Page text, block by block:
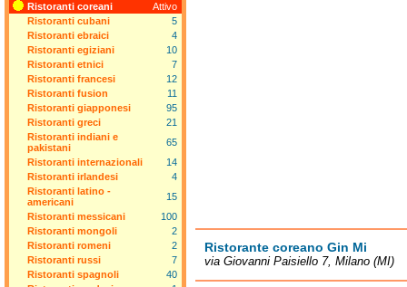
Ristorante coreano Gin Mi
via Giovanni Paisiello 7, Milano (MI)
Ristoranti coreani
Attivo
Ristoranti cubani
5
Ristoranti ebraici
4
Ristoranti egiziani
10
Ristoranti etnici
7
Ristoranti francesi
12
Ristoranti fusion
11
Ristoranti giapponesi
95
Ristoranti greci
21
Ristoranti indiani e
pakistani
65
Ristoranti internazionali
14
Ristoranti irlandesi
4
Ristoranti latino -
americani
15
Ristoranti messicani
100
Ristoranti mongoli
2
Ristoranti romeni
2
Ristoranti russi
7
Ristoranti spagnoli
40